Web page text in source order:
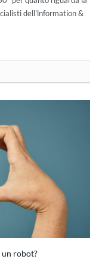
dell'lnformation &
robot?